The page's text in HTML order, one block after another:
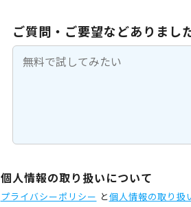
ご質問・ご要望などありまし
個人情報の取り扱いについて
プライバシーポリシー と個人情報の取り扱